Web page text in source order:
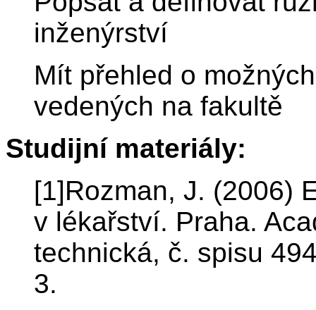
inženýrství
Mít přehled o
vedených na fakultě
Studijní materiály:
[1]Rozman, J. (2006)
v lékařství. Praha.
technická, č. spisu
3.